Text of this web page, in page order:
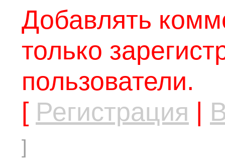
Добавлять
только
пользователи.
[ Регистрация |
]